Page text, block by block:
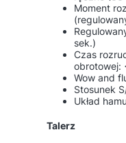
Moment
sek.)
Czas
obrotowej:
Wow and
Stosunek
Układ
Talerz